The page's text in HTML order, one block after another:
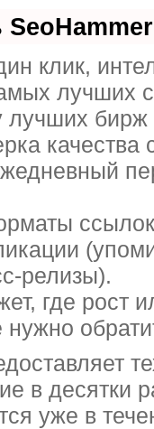
SeoHammer
клик,
лучших
лучших
качества
релизы).
где рост
в десятки
уже в